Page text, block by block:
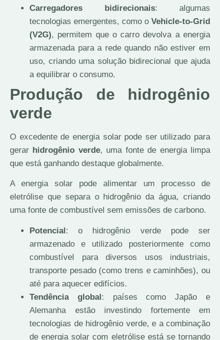
Carregadores bidirecionais: algumas
tecnologias emergentes, como o Vehicle-to-Grid
(V2G), permitem que o carro devolva a energia
armazenada para a rede quando não estiver em
uso, criando uma solução bidirecional que ajuda
a equilibrar o consumo.
Produção de hidrogênio
verde
O excedente de energia solar pode ser utilizado para
gerar hidrogênio verde, uma fonte de energia limpa
que está ganhando destaque globalmente.
A energia solar pode alimentar um processo de
eletrólise que separa o hidrogênio da água, criando
uma fonte de combustível sem emissões de carbono.
Potencial: o hidrogênio verde pode ser
armazenado e utilizado posteriormente como
combustível para diversos usos industriais,
transporte pesado (como trens e caminhões), ou
até para aquecer edifícios.
Tendência global: países como Japão e
Alemanha estão investindo fortemente em
tecnologias de hidrogênio verde, e a combinação
de energia solar com eletrólise está se tornando